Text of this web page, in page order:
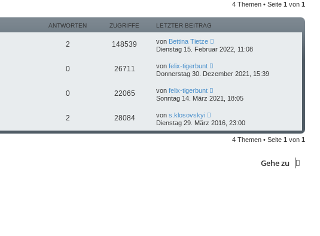
4 Themen • Seite 1 von 1
ANTWORTEN ZUGRIFFE LETZTER BEITRAG
2 148539 von Bettina Tietze
Dienstag 15. Februar 2022, 11:08
0 26711 von felix-tigerbunt
Donnerstag 30. Dezember 2021, 15:39
0 22065 von felix-tigerbunt
Sonntag 14. März 2021, 18:05
2 28084 von s.klosovskyi
Dienstag 29. März 2016, 23:00
4 Themen • Seite 1 von 1
Gehe zu